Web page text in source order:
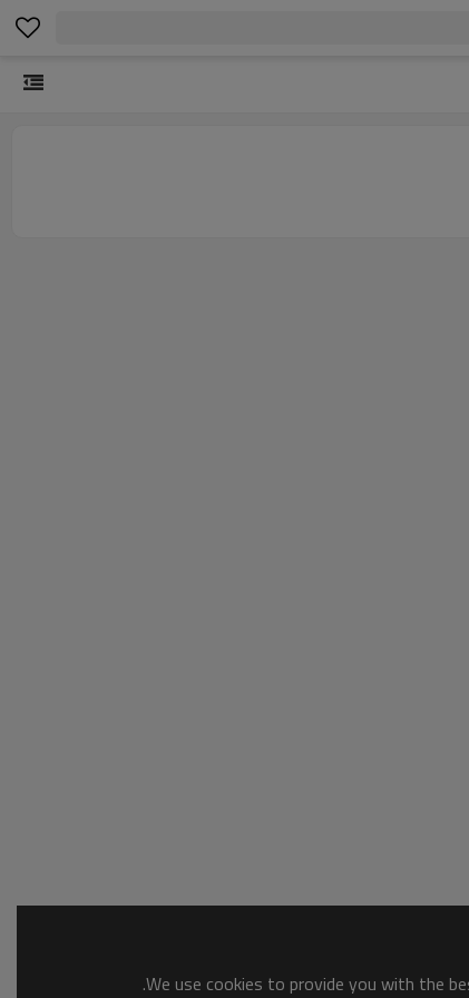
We use cookies to provide you with the